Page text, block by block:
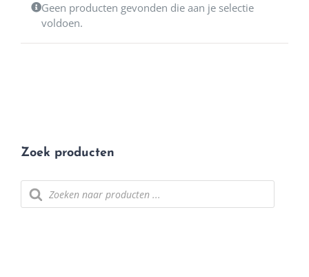
Geen producten gevonden die aan je selectie
voldoen.
Zoek producten
Producten
zoeken